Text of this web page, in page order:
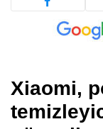
Xiaomi,